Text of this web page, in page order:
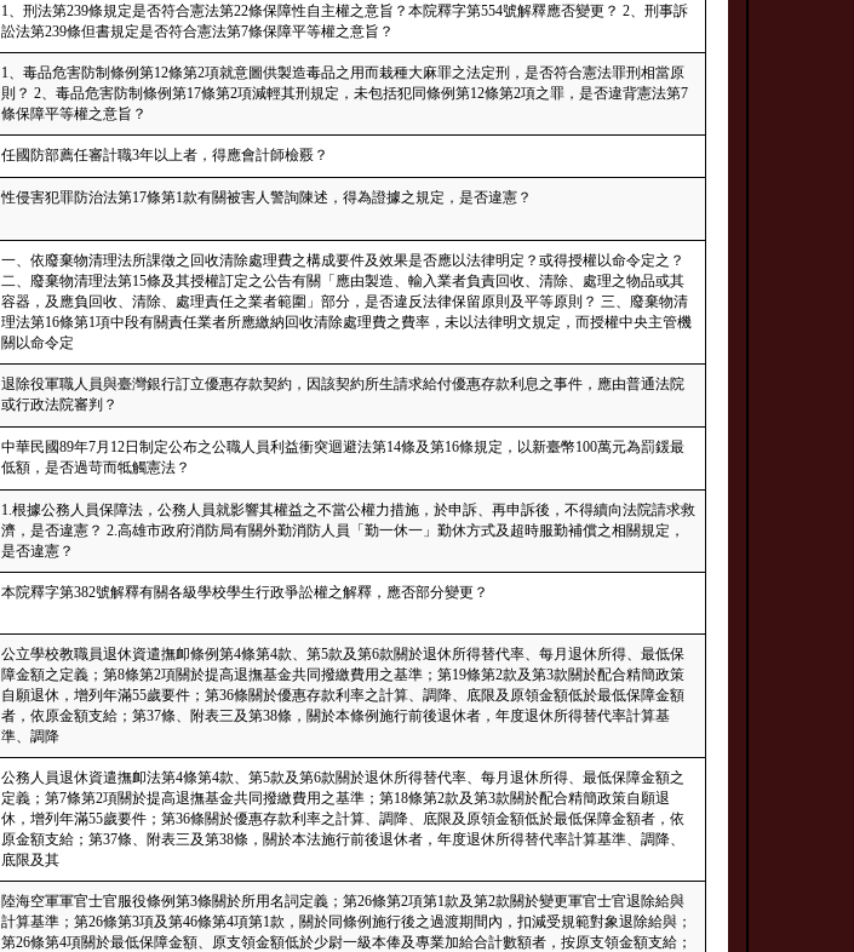
1、刑法第239條規定是否符合憲法第22條保障性自主權之意旨？本院釋字第554號解釋應否變更？ 2、刑事訴
訟法第239條但書規定是否符合憲法第7條保障平等權之意旨？
1、毒品危害防制條例第12條第2項就意圖供製造毒品之用而栽種大麻罪之法定刑，是否符合憲法罪刑相當原
則？ 2、毒品危害防制條例第17條第2項減輕其刑規定，未包括犯同條例第12條第2項之罪，是否違背憲法第7
條保障平等權之意旨？
任國防部薦任審計職3年以上者，得應會計師檢覈？
性侵害犯罪防治法第17條第1款有關被害人警詢陳述，得為證據之規定，是否違憲？
一、依廢棄物清理法所課徵之回收清除處理費之構成要件及效果是否應以法律明定？或得授權以命令定之？
二、廢棄物清理法第15條及其授權訂定之公告有關「應由製造、輸入業者負責回收、清除、處理之物品或其
容器，及應負回收、清除、處理責任之業者範圍」部分，是否違反法律保留原則及平等原則？ 三、廢棄物清
理法第16條第1項中段有關責任業者所應繳納回收清除處理費之費率，未以法律明文規定，而授權中央主管機
關以命令定
退除役軍職人員與臺灣銀行訂立優惠存款契約，因該契約所生請求給付優惠存款利息之事件，應由普通法院
或行政法院審判？
中華民國89年7月12日制定公布之公職人員利益衝突迴避法第14條及第16條規定，以新臺幣100萬元為罰鍰最
低額，是否過苛而牴觸憲法？
1.根據公務人員保障法，公務人員就影響其權益之不當公權力措施，於申訴、再申訴後，不得續向法院請求救
濟，是否違憲？ 2.高雄市政府消防局有關外勤消防人員「勤一休一」勤休方式及超時服勤補償之相關規定，
是否違憲？
本院釋字第382號解釋有關各級學校學生行政爭訟權之解釋，應否部分變更？
公立學校教職員退休資遣撫卹條例第4條第4款、第5款及第6款關於退休所得替代率、每月退休所得、最低保
障金額之定義；第8條第2項關於提高退撫基金共同撥繳費用之基準；第19條第2款及第3款關於配合精簡政策
自願退休，增列年滿55歲要件；第36條關於優惠存款利率之計算、調降、底限及原領金額低於最低保障金額
者，依原金額支給；第37條、附表三及第38條，關於本條例施行前後退休者，年度退休所得替代率計算基
準、調降
公務人員退休資遣撫卹法第4條第4款、第5款及第6款關於退休所得替代率、每月退休所得、最低保障金額之
定義；第7條第2項關於提高退撫基金共同撥繳費用之基準；第18條第2款及第3款關於配合精簡政策自願退
休，增列年滿55歲要件；第36條關於優惠存款利率之計算、調降、底限及原領金額低於最低保障金額者，依
原金額支給；第37條、附表三及第38條，關於本法施行前後退休者，年度退休所得替代率計算基準、調降、
底限及其
陸海空軍軍官士官服役條例第3條關於所用名詞定義；第26條第2項第1款及第2款關於變更軍官士官退除給與
計算基準；第26條第3項及第46條第4項第1款，關於同條例施行後之過渡期間內，扣減受規範對象退除給與；
第26條第4項關於最低保障金額、原支領金額低於少尉一級本俸及專業加給合計數額者，按原支領金額支給；